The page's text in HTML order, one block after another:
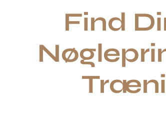
Find